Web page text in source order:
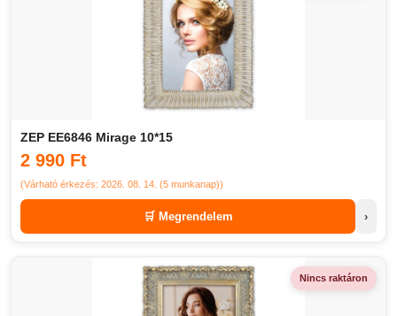
ZEP EE6846 Mirage 10*15
2 990 Ft
(Várható érkezés: 2026. 08. 14. (5 munkanap))
🛒 Megrendelem ›
Nincs raktáron